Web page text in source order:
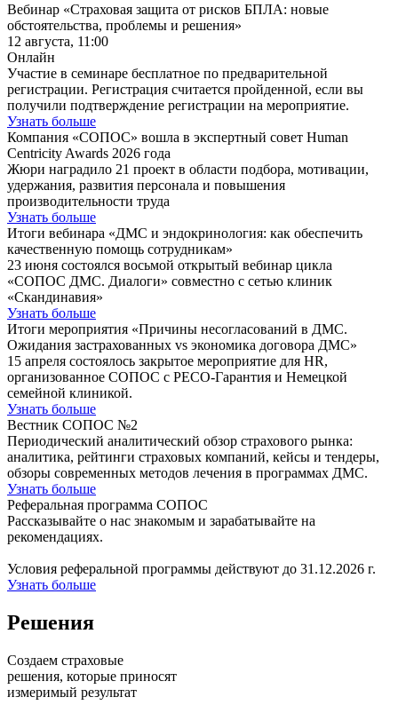
Вебинар «Страховая защита от рисков БПЛА: новые
обстоятельства, проблемы и решения»
12 августа, 11:00
Онлайн
Участие в семинаре бесплатное по предварительной
регистрации. Регистрация считается пройденной, если вы
получили подтверждение регистрации на мероприятие.
Узнать больше
Компания «СОПОС» вошла в экспертный совет Human
Centricity Awards 2026 года
Жюри наградило 21 проект в области подбора, мотивации,
удержания, развития персонала и повышения
производительности труда
Узнать больше
Итоги вебинара «ДМС и эндокринология: как обеспечить
качественную помощь сотрудникам»
23 июня состоялся восьмой открытый вебинар цикла
«СОПОС ДМС. Диалоги» совместно с сетью клиник
«Скандинавия»
Узнать больше
Итоги мероприятия «Причины несогласований в ДМС.
Ожидания застрахованных vs экономика договора ДМС»
15 апреля состоялось закрытое мероприятие для HR,
организованное СОПОС с РЕСО-Гарантия и Немецкой
семейной клиникой.
Узнать больше
Вестник СОПОС №2
Периодический аналитический обзор страхового рынка:
аналитика, рейтинги страховых компаний, кейсы и тендеры,
обзоры современных методов лечения в программах ДМС.
Узнать больше
Реферальная программа СОПОС
Рассказывайте о нас знакомым и зарабатывайте на
рекомендациях.
Условия реферальной программы действуют до 31.12.2026 г.
Узнать больше
Решения
Создаем страховые
решения, которые приносят
измеримый результат